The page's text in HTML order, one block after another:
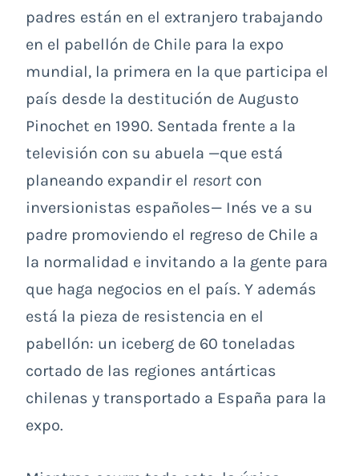
padres están en el extranjero trabajando
en el pabellón de Chile para la expo
mundial, la primera en la que participa el
país desde la destitución de Augusto
Pinochet en 1990. Sentada frente a la
televisión con su abuela —que está
planeando expandir el resort con
inversionistas españoles— Inés ve a su
padre promoviendo el regreso de Chile a
la normalidad e invitando a la gente para
que haga negocios en el país. Y además
está la pieza de resistencia en el
pabellón: un iceberg de 60 toneladas
cortado de las regiones antárticas
chilenas y transportado a España para la
expo.